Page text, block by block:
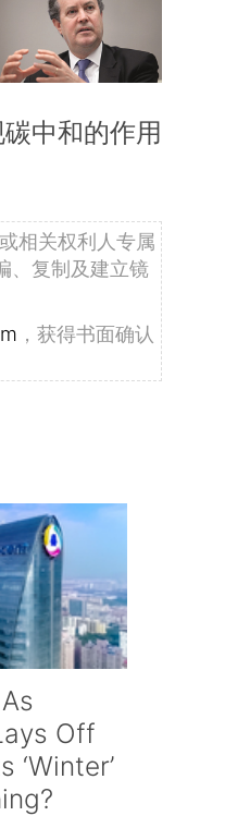
中和的作用
相关权利人专属
、复制及建立镜
，获得书面确认
Off
‘Winter’